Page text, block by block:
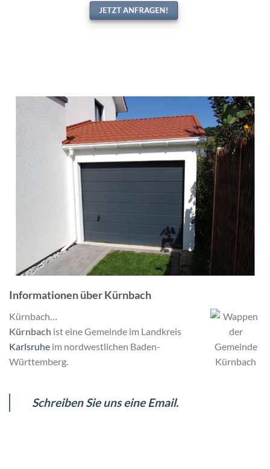
Informationen über Kürnbach
Kürnbach…
Kürnbach ist eine Gemeinde im Landkreis
Karlsruhe im nordwestlichen Baden-
Württemberg.
Schreiben Sie uns eine Email.